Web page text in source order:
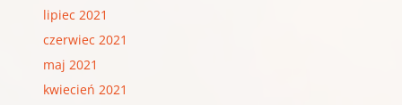
lipiec 2021
czerwiec 2021
maj 2021
kwiecień 2021